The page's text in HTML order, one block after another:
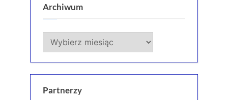
Archiwum
Archiwum
Partnerzy